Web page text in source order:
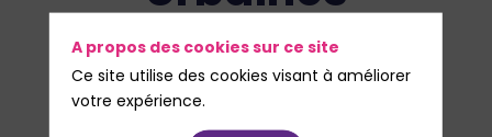
Responsable
A propos des cookies sur ce site
Ce site utilise des cookies visant à améliorer
votre expérience.